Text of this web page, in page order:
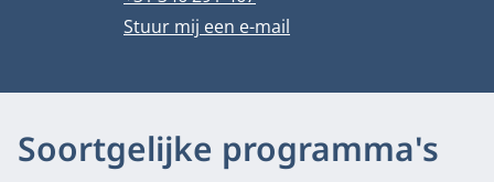
E-mailadres
Stuur mij een e-mail
Soortgelijke programma's